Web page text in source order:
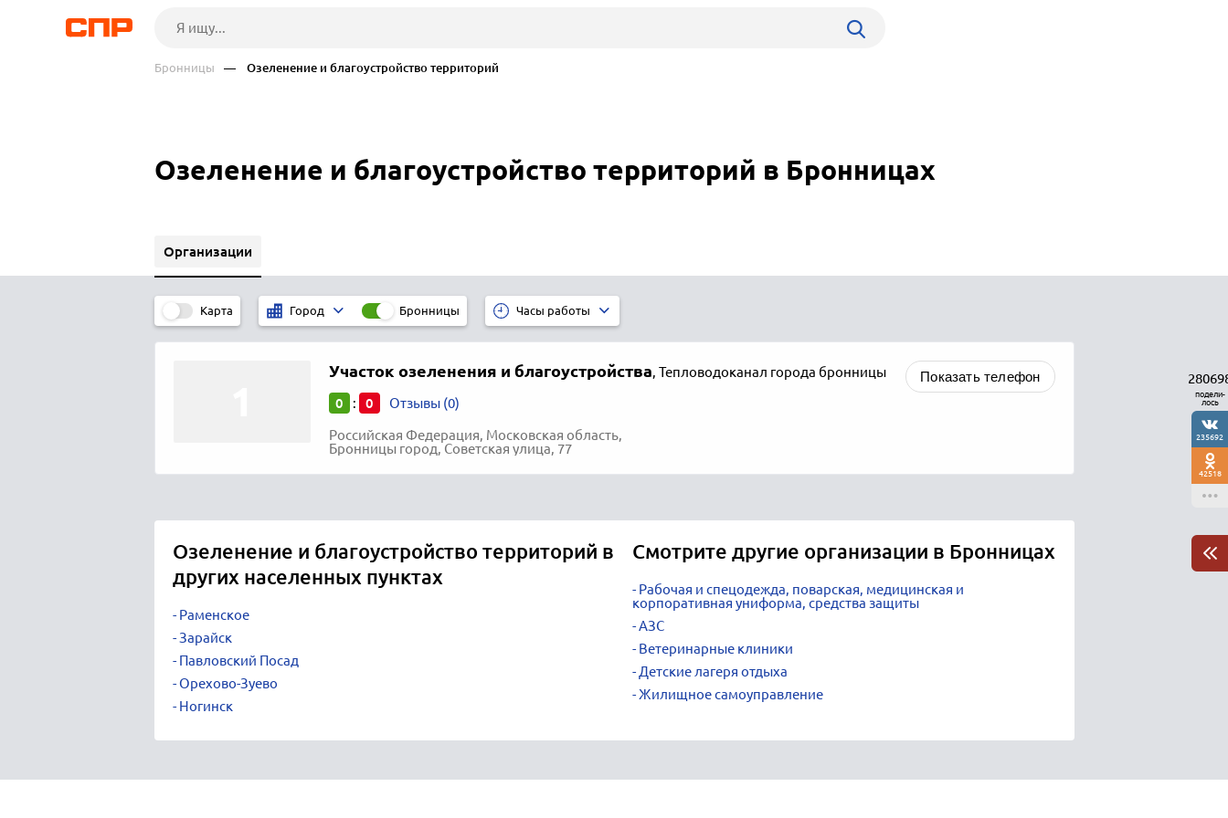
Бронницы — Озеленение и благоустройство территорий
Озеленение и благоустройство территорий в Бронницах
Организации
Карта Город Бронницы Часы работы
Участок озеленения и благоустройства, Тепловодоканал города бронницы
0 : 0 Отзывы (0)
Российская Федерация, Московская область,
Бронницы город, Советская улица, 77
Показать телефон
Озеленение и благоустройство территорий в
других населенных пунктах
Раменское
Зарайск
Павловский Посад
Орехово-Зуево
Ногинск
Смотрите другие организации в Бронницах
Рабочая и спецодежда, поварская, медицинская и
корпоративная униформа, средства защиты
АЗС
Ветеринарные клиники
Детские лагеря отдыха
Жилищное самоуправление
подели-
лось
235692
42518